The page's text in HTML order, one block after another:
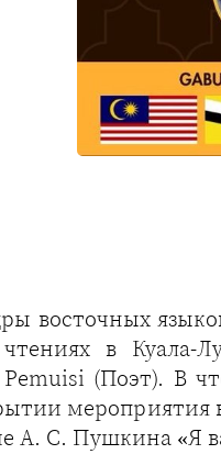
восточных
чтениях в Куала-
(Поэт). В
мероприятия
А. С. Пушкина «Я